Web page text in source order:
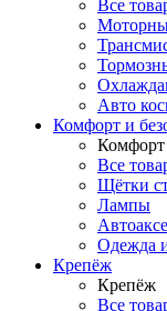
Все
Авто
Комфорт и
Комфорт
Все
Щётки
Лампы
Одежда
Крепёж
Крепёж
Все